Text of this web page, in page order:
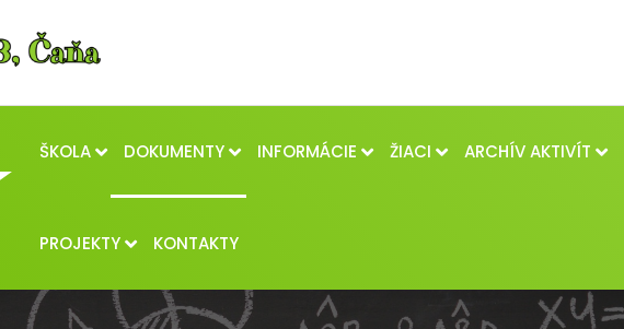
ŠKOLA DOKUMENTY INFORMÁCIE ŽIACI ARCHÍV AKTIVÍT
PROJEKTY KONTAKTY